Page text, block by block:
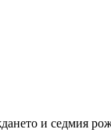
и седмия